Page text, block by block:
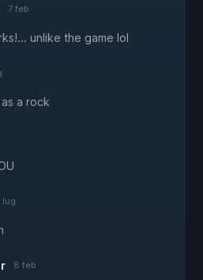
7 feb
unlike the game lol
a rock
lug
8 feb